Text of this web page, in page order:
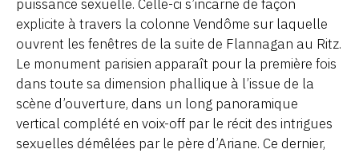
puissance sexuelle. Celle-ci s’incarne de façon
explicite à travers la colonne Vendôme sur laquelle
ouvrent les fenêtres de la suite de Flannagan au Ritz.
Le monument parisien apparaît pour la première fois
dans toute sa dimension phallique à l’issue de la
scène d’ouverture, dans un long panoramique
vertical complété en voix-off par le récit des intrigues
sexuelles démêlées par le père d’Ariane. Ce dernier,